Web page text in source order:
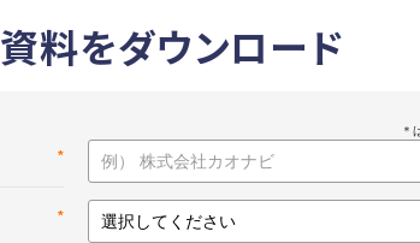
資料をダウンロード
*
*